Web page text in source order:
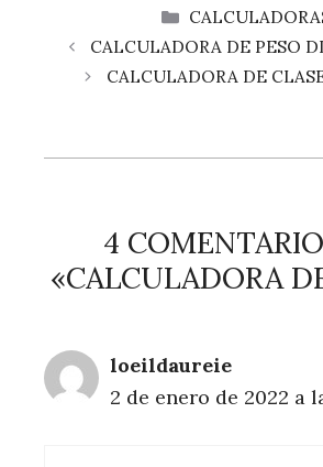
CATEGORÍAS
CALCULADORA DE PESO
CALCULADORA DE
4
«CALCULADORA
loeildaureie
2 de enero de 2022 a